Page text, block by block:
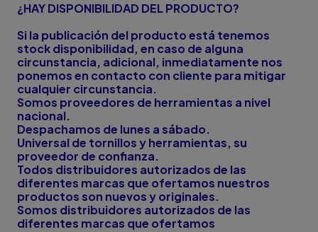
¿HAY DISPONIBILIDAD DEL PRODUCTO?
Si la publicación del producto está tenemos
stock disponibilidad, en caso de alguna
circunstancia, adicional, inmediatamente nos
ponemos en contacto con cliente para mitigar
cualquier circunstancia.
Somos proveedores de herramientas a nivel
nacional.
Despachamos de lunes a sábado.
Universal de tornillos y herramientas, su
proveedor de confianza.
Todos distribuidores autorizados de las
diferentes marcas que ofertamos nuestros
productos son nuevos y originales.
Somos distribuidores autorizados de las
diferentes marcas que ofertamos